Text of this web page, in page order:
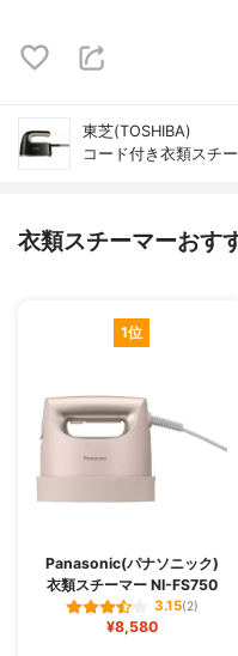
東芝(TOSHIBA)
コード付き衣類スチ
衣類スチーマーおす
1位
Panasonic(パナソニック)
衣類スチーマー NI-FS750
3.15(2)
¥8,580